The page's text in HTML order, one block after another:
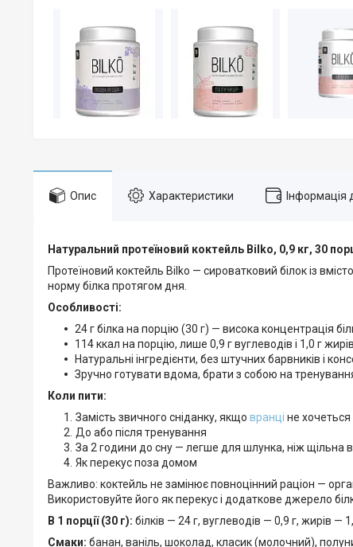
Опис Характеристики Інформація
Натуральний протеїновий коктейль Bilko, 0,9 кг, 30
Протеїновий коктейль Bilko — сироватковий білок із
норму білка протягом дня.
Особливості:
24 г білка на порцію (30 г) — висока концентрація
114 ккал на порцію, лише 0,9 г вуглеводів і 1,0 г жирів
Натуральні інгредієнти, без штучних барвників і
Зручно готувати вдома, брати з собою на
Коли пити:
Замість звичного сніданку, якщо вранці не хочеться
До або після тренування
За 2 години до сну — легше для шлунка, ніж щільна
Як перекус поза домом
Важливо: коктейль не замінює повноцінний раціон —
Використовуйте його як перекус і додаткове джерело
В 1 порції (30 г): білків — 24 г, вуглеводів — 0,9 г, жирів —
Смаки: банан, ваніль, шоколад, класик (молочний),